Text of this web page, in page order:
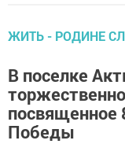
ЖИТЬ - РОДИНЕ
В поселке
посвященное
Победы